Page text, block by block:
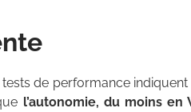
tests de performance
l’autonomie, du moins